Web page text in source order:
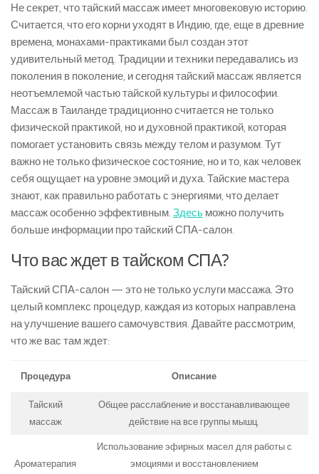
Не секрет, что тайский массаж имеет многовековую историю.
Считается, что его корни уходят в Индию, где, еще в древние
времена, монахами-практиками был создан этот
удивительный метод. Традиции и техники передавались из
поколения в поколение, и сегодня тайский массаж является
неотъемлемой частью тайской культуры и философии.
Массаж в Таиланде традиционно считается не только
физической практикой, но и духовной практикой, которая
помогает установить связь между телом и разумом. Тут
важно не только физическое состояние, но и то, как человек
себя ощущает на уровне эмоций и духа. Тайские мастера
знают, как правильно работать с энергиями, что делает
массаж особенно эффективным. Здесь можно получить
больше информации про тайский СПА-салон.
Что вас ждет в тайском СПА?
Тайский СПА-салон — это не только услуги массажа. Это
целый комплекс процедур, каждая из которых направлена
на улучшение вашего самочувствия. Давайте рассмотрим,
что же вас там ждет:
Процедура Описание
Тайский
массаж
Общее расслабление и восстанавливающее
действие на все группы мышц.
Ароматерапия
Использование эфирных масел для работы с
эмоциями и восстановлением